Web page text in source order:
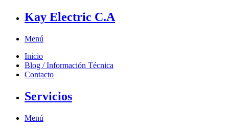
Kay Electric C.A
Menú
Inicio
Blog / Información Técnica
Contacto
Servicios
Menú